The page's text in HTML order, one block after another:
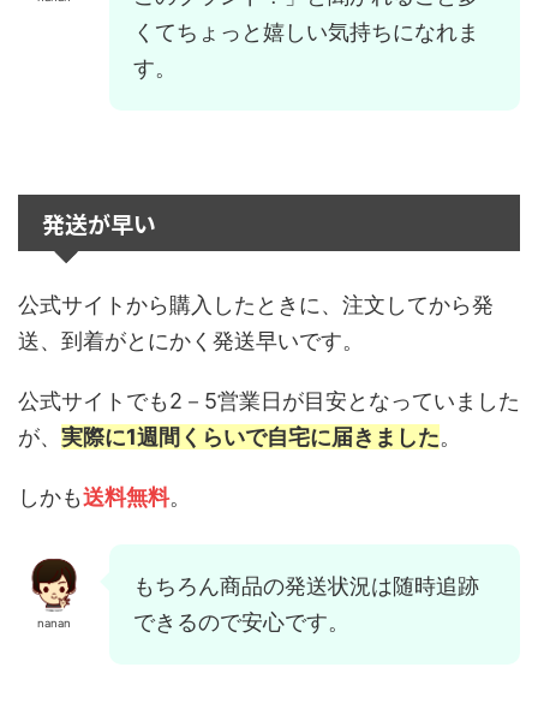
くてちょっと嬉しい気持ちになれま
す。
発送が早い
公式サイトから購入したときに、注文してから発
送、到着がとにかく発送早いです。
公式サイトでも2－5営業日が目安となっていました
が、 実際に1週間くらいで自宅に届きました。
しかも送料無料。
nanan
もちろん商品の発送状況は随時追跡
できるので安心です。